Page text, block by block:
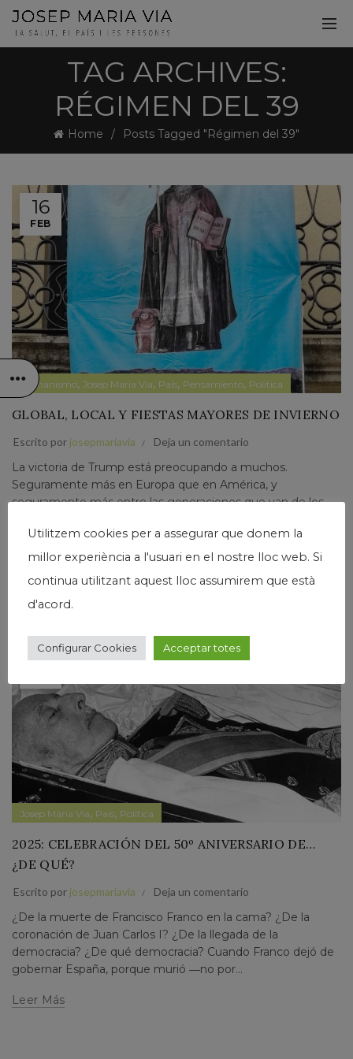
TAG ARCHIVES:
RÉGIMEN DEL 39
Home Posts Tagged "Régimen del 39"
16
FEB
Humanismo, Josep Maria Via, País, Pensamiento, Política
GLOBAL, LOCAL Y FIESTAS MAYORES DE INVIERNO
Escrito por josepmariavia Deja un comentario
La victoria de Trump está preocupando a muchos.
Seguramente más en Europa que en América, y
seguramente más entre las generaciones que van de los
Leer Más
19
Josep Maria Via, País, Política
2025: CELEBRACIÓN DEL 50º ANIVERSARIO DE…
¿DE QUÉ?
Escrito por josepmariavia Deja un comentario
¿De la muerte de Francisco Franco en la cama? ¿De la
coronación de Juan Carlos I? ¿De la llegada de la
democracia? ¿De qué democracia? Cuando Franco dejó de
gobernar España, porque murió ―no por...
Leer Más
Utilitzem cookies per a assegurar que donem la
millor experiència a l'usuari en el nostre lloc web. Si
continua utilitzant aquest lloc assumirem que està
d'acord.
Configurar Cookies Acceptar totes